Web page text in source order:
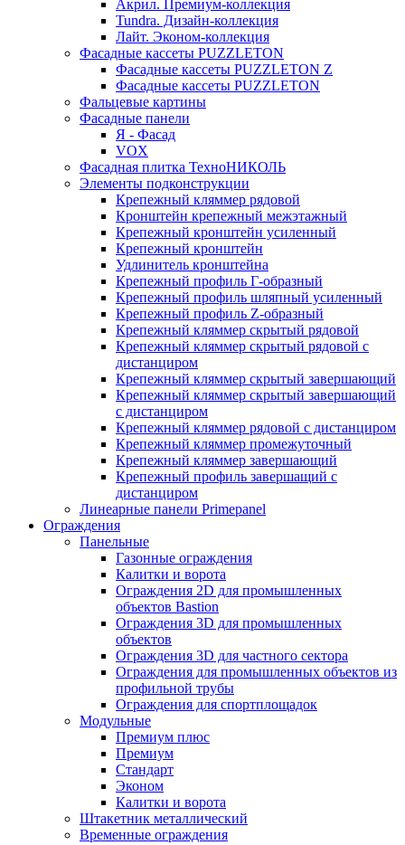
Акрил. Премиум-коллекция
Tundra. Дизайн-коллекция
Лайт. Эконом-коллекция
Фасадные кассеты PUZZLETON
Фасадные кассеты PUZZLETON Z
Фасадные кассеты PUZZLETON
Фальцевые картины
Фасадные панели
Я - Фасад
VOX
Фасадная плитка ТехноНИКОЛЬ
Элементы подконструкции
Крепежный кляммер рядовой
Кронштейн крепежный межэтажный
Крепежный кронштейн усиленный
Крепежный кронштейн
Удлинитель кронштейна
Крепежный профиль Г-образный
Крепежный профиль шляпный усиленный
Крепежный профиль Z-образный
Крепежный кляммер скрытый рядовой
Крепежный кляммер скрытый рядовой с
дистанциром
Крепежный кляммер скрытый завершающий
Крепежный кляммер скрытый завершающий
с дистанциром
Крепежный кляммер рядовой с дистанциром
Крепежный кляммер промежуточный
Крепежный кляммер завершающий
Крепежный профиль завершащий с
дистанциром
Линеарные панели Primepanel
Ограждения
Панельные
Газонные ограждения
Калитки и ворота
Ограждения 2D для промышленных
объектов Bastion
Ограждения 3D для промышленных
объектов
Ограждения 3D для частного сектора
Ограждения для промышленных объектов из
профильной трубы
Ограждения для спортплощадок
Модульные
Премиум плюс
Премиум
Стандарт
Эконом
Калитки и ворота
Штакетник металлический
Временные ограждения